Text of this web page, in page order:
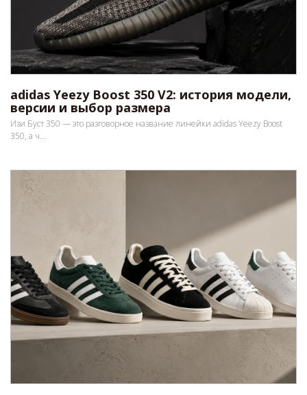
adidas Yeezy Boost 350 V2: история модели,
версии и выбор размера
Изи Буст 350 — это разговорное название линейки adidas Yeezy Boost
350, а ч...